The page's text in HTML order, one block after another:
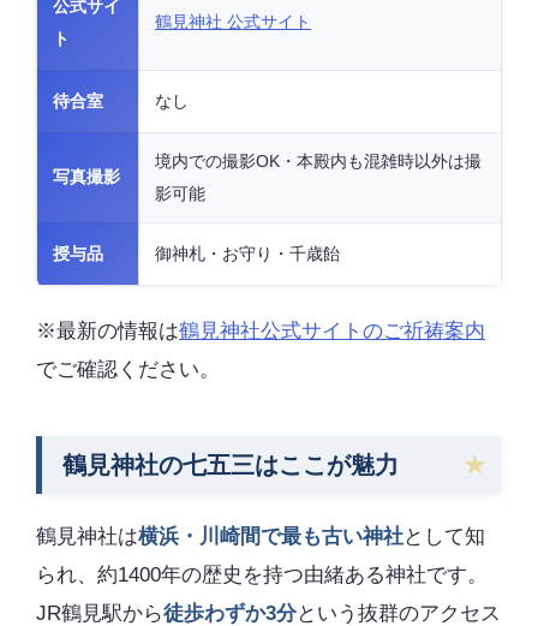
公式サイ
ト
鶴見神社 公式サイト
待合室 なし
写真撮影
境内での撮影OK・本殿内も混雑時以外は撮
影可能
授与品 御神札・お守り・千歳飴
※最新の情報は鶴見神社公式サイトのご祈祷案内
でご確認ください。
鶴見神社の七五三はここが魅力
鶴見神社は横浜・川崎間で最も古い神社として知
られ、約1400年の歴史を持つ由緒ある神社です。
JR鶴見駅から徒歩わずか3分という抜群のアクセス